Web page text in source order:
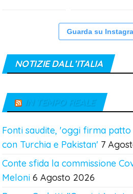
Guarda su
NOTIZIE DALL’ITALIA
IN TEMPO REALE
Fonti saudite, 'oggi firma
con Turchia e Pakistan' 7
Conte sfida la commissione
Meloni 6 Agosto 2026